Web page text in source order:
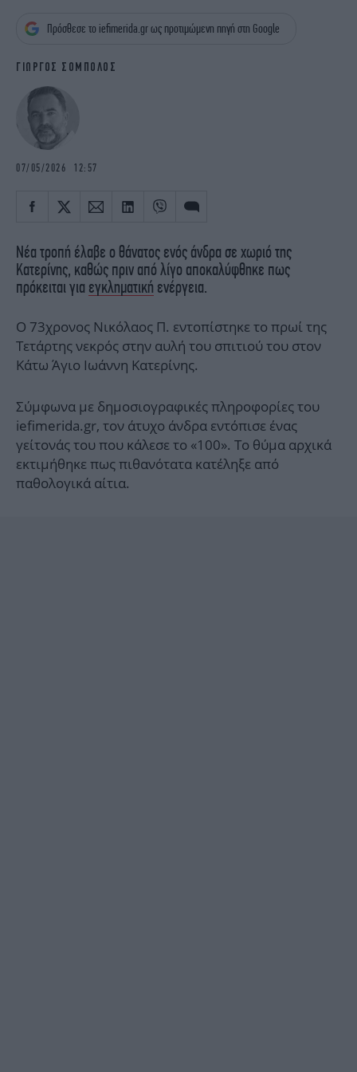
OSCARS
THE OCEAN
NEWSLETTER
Πρόσθεσε το iefimerida.gr ως προτιμώμενη πηγή στη Google
ΓΙΩΡΓΟΣ ΣΟΜΠΟΛΟΣ
07/05/2026 12:57
Νέα τροπή έλαβε ο θάνατος ενός άνδρα σε χωριό της
Κατερίνης, καθώς πριν από λίγο αποκαλύφθηκε πως
πρόκειται για εγκληματική ενέργεια.
Ο 73χρονος Νικόλαος Π. εντοπίστηκε το πρωί της
Τετάρτης νεκρός στην αυλή του σπιτιού του στον
Κάτω Άγιο Ιωάννη Κατερίνης.
Σύμφωνα με δημοσιογραφικές πληροφορίες του
iefimerida.gr, τον άτυχο άνδρα εντόπισε ένας
γείτονάς του που κάλεσε το «100». Το θύμα αρχικά
εκτιμήθηκε πως πιθανότατα κατέληξε από
παθολογικά αίτια.